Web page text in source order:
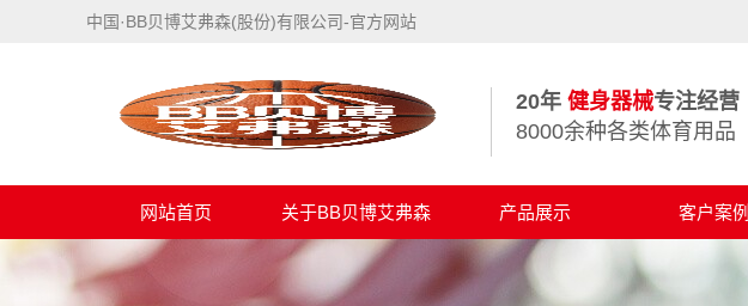
中国·BB贝博艾弗森(股份)有限公司-官方网站
20年 健身器械专注经营
8000余种各类体育用品
网站首页 关于BB贝博艾弗森 产品展示 客户案例